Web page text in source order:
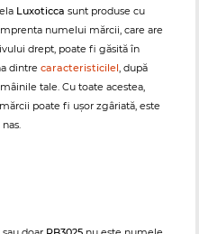
Luxoticca sunt produse cu
numelui mărcii, care are
drept, poate fi găsită în
dintre caracteristicilel, după
tale. Cu toate acestea,
poate fi ușor zgâriată, este